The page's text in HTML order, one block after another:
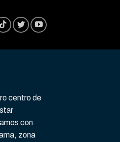
centro de
con
zona